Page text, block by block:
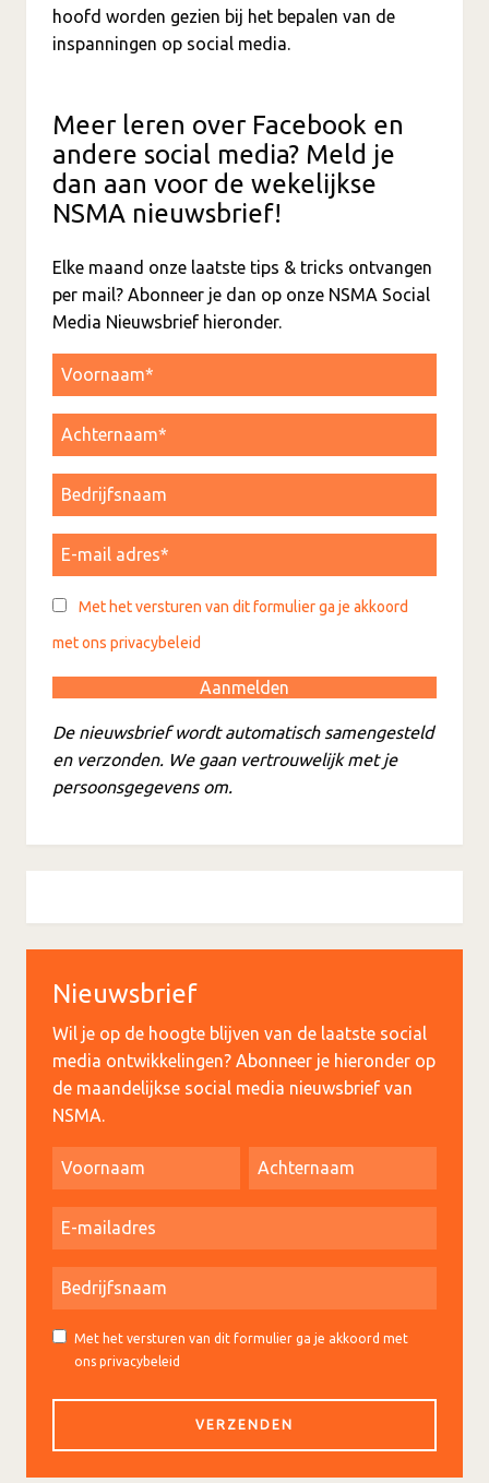
hoofd worden gezien bij het bepalen van de
inspanningen op social media.
Meer leren over Facebook en
andere social media? Meld je
dan aan voor de wekelijkse
NSMA nieuwsbrief!
Elke maand onze laatste tips & tricks ontvangen
per mail? Abonneer je dan op onze NSMA Social
Media Nieuwsbrief hieronder.
Met het versturen van dit formulier ga je akkoord
met ons privacybeleid
De nieuwsbrief wordt automatisch samengesteld
en verzonden. We gaan vertrouwelijk met je
persoonsgegevens om.
Nieuwsbrief
Wil je op de hoogte blijven van de laatste social
media ontwikkelingen? Abonneer je hieronder op
de maandelijkse social media nieuwsbrief van
NSMA.
Met het versturen van dit formulier ga je akkoord met
ons privacybeleid